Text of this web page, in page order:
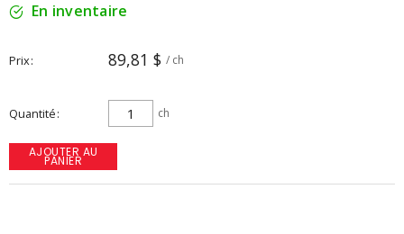
En inventaire
Prix 89,81 $ / ch
Quantité ch
AJOUTER AU
PANIER